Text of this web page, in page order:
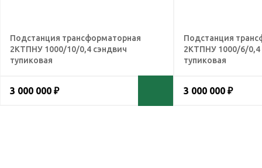
Подстанция трансформаторная
2КТПНУ 1000/10/0,4 сэндвич
тупиковая
3 000 000 ₽
Подстанция
2КТПНУ 1000/6/0,4
тупиковая
3 000 000 ₽